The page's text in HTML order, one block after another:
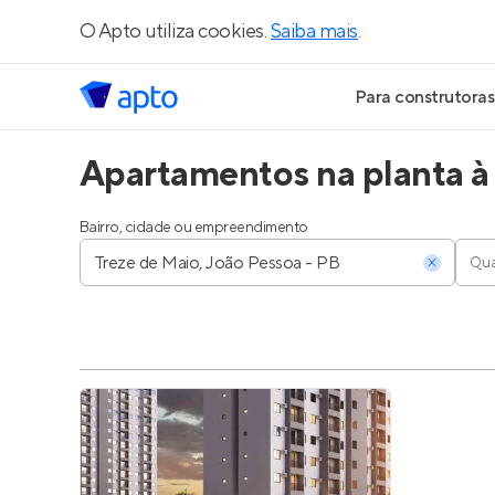
O Apto utiliza cookies.Saiba mais.
Para construtoras
Geração de
Geração de
Parcerias
Anunciar
Apartamentos na planta à
Bairro, cidade ou empreendimento